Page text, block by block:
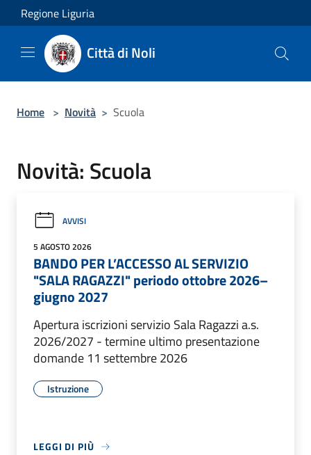
Salta al contenuto principale
Regione Liguria
Città di Noli
Home > Novità > Scuola
Novità: Scuola
AVVISI
5 AGOSTO 2026
BANDO PER L’ACCESSO AL SERVIZIO
"SALA RAGAZZI" periodo ottobre 2026–
giugno 2027
Apertura iscrizioni servizio Sala Ragazzi a.s.
2026/2027 - termine ultimo presentazione
domande 11 settembre 2026
Istruzione
LEGGI DI PIÙ